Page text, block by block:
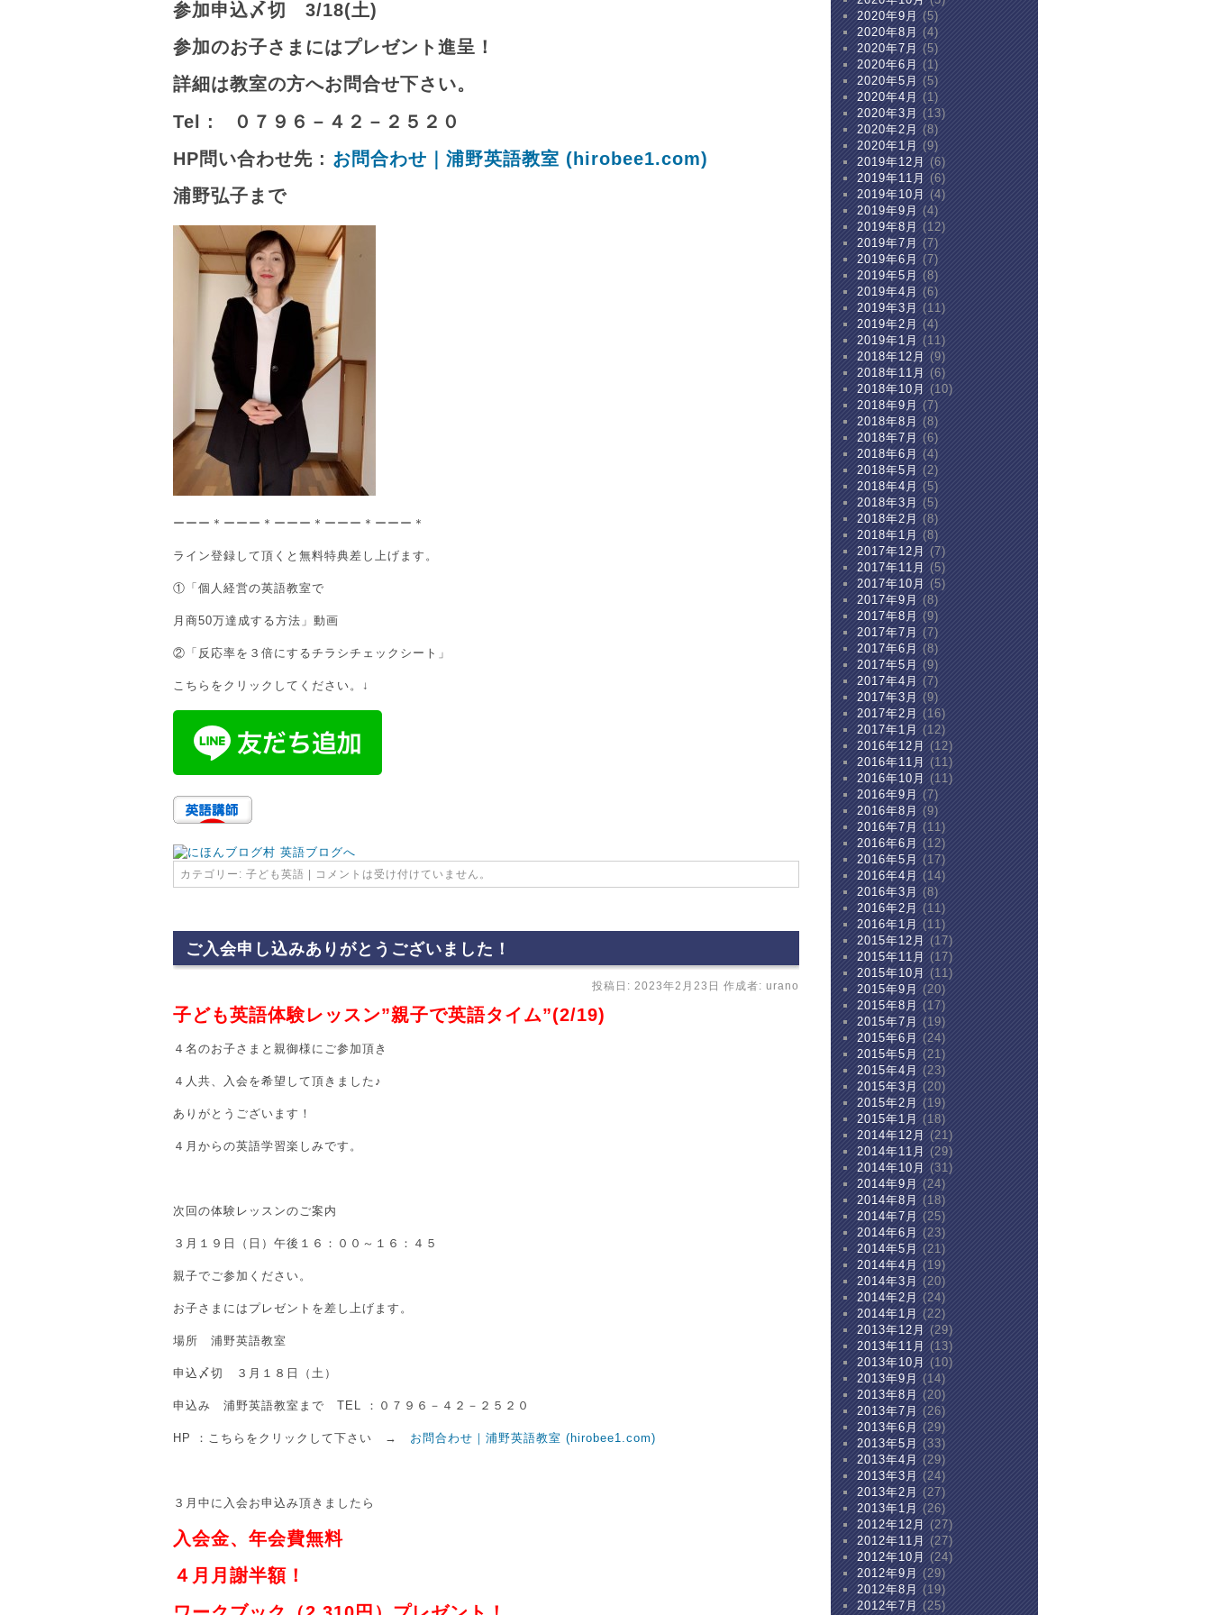
参加申込〆切 3/18(土)
参加のお子さまにはプレゼント進呈！
詳細は教室の方へお問合せ下さい。
Tel : ０７９６－４２－２５２０
HP問い合わせ先 : お問合わせ｜浦野英語教室 (hirobee1.com)
浦野弘子まで
ーーー＊ーーー＊ーーー＊ーーー＊ーーー＊
ライン登録して頂くと無料特典差し上げます。
①「個人経営の英語教室で
月商50万達成する方法」動画
②「反応率を３倍にするチラシチェックシート」
こちらをクリックしてください。↓
カテゴリー: 子ども英語 コメントは受け付けていません。
ご入会申し込みありがとうございました！
投稿日: 2023年2月23日 作成者: urano
子ども英語体験レッスン”親子で英語タイム”(2/19)
４名のお子さまと親御様にご参加頂き
４人共、入会を希望して頂きました♪
ありがとうございます！
４月からの英語学習楽しみです。
次回の体験レッスンのご案内
３月１９日（日）午後１６：００～１６：４５
親子でご参加ください。
お子さまにはプレゼントを差し上げます。
場所 浦野英語教室
申込〆切 ３月１８日（土）
申込み 浦野英語教室まで TEL ：０７９６－４２－２５２０
HP ：こちらをクリックして下さい → お問合わせ｜浦野英語教室 (hirobee1.com)
３月中に入会お申込み頂きましたら
入会金、年会費無料
４月月謝半額！
2020年9月 (5)
2020年8月
(4)
2020年7月 (5)
2020年6月 (1)
2020年5月 (5)
2020年4月 (1)
2020年3月
(13)
2020年2月 (8)
2020年1月 (9)
2019年12月 (6)
2019年11月
(6)
2019年10月 (4)
2019年9月 (4)
2019年8月 (12)
2019年7月 (7)
2019年6月 (7)
2019年5月
(8)
2019年4月 (6)
2019年3月 (11)
2019年2月 (4)
2019年1月 (11)
2018年12月 (9)
2018年11月 (6)
2018年10月 (10)
2018年9月 (7)
2018年8月 (8)
2018年7月
(6)
2018年6月 (4)
2018年5月 (2)
2018年4月 (5)
2018年3月 (5)
2018年2月
(8)
2018年1月 (8)
2017年12月 (7)
2017年11月 (5)
2017年10月
(5)
2017年9月
(8)
2017年8月 (9)
2017年7月 (7)
2017年6月 (8)
2017年5月 (9)
2017年4月
(7)
2017年3月 (9)
2017年2月 (16)
2017年1月 (12)
2016年12月
(12)
2016年11月 (11)
2016年10月 (11)
2016年9月 (7)
2016年8月 (9)
2016年7月 (11)
2016年6月
(12)
2016年5月 (17)
2016年4月 (14)
2016年3月 (8)
2016年2月 (11)
2016年1月
(11)
2015年12月 (17)
2015年11月 (17)
2015年10月 (11)
2015年9月 (20)
2015年8月
(17)
2015年7月 (19)
2015年6月 (24)
2015年5月 (21)
2015年4月 (23)
2015年3月
(20)
2015年2月 (19)
2015年1月 (18)
2014年12月 (21)
2014年11月
(29)
2014年10月 (31)
2014年9月 (24)
2014年8月 (18)
2014年7月 (25)
2014年6月 (23)
2014年5月
(21)
2014年4月 (19)
2014年3月 (20)
2014年2月 (24)
2014年1月 (22)
2013年12月 (29)
2013年11月 (13)
2013年10月 (10)
2013年9月 (14)
2013年8月 (20)
2013年7月
(26)
2013年6月 (29)
2013年5月 (33)
2013年4月 (29)
2013年3月 (24)
2013年2月
(27)
2013年1月 (26)
2012年12月 (27)
2012年11月 (27)
2012年10月
(24)
2012年9月
(29)
2012年8月 (19)
2012年7月 (25)